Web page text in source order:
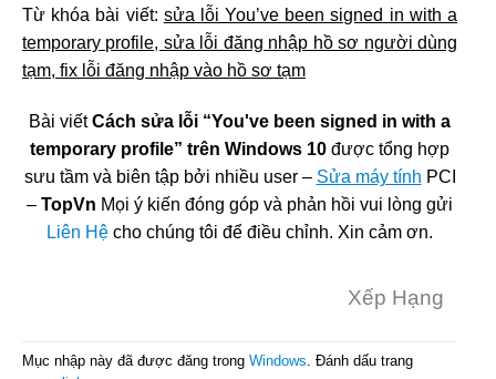
Từ khóa bài viết: sửa lỗi You’ve been signed in with a
temporary profile, sửa lỗi đăng nhập hồ sơ người dùng
tạm, fix lỗi đăng nhập vào hồ sơ tạm
Bài viếtCách sửa lỗi “You've been signed in with a
temporary profile” trên Windows 10 được tổng hợp
sưu tầm và biên tập bởi nhiều user – Sửa máy tính PCI
– TopVn Mọi ý kiến đóng góp và phản hồi vui lòng gửi
Liên Hệ cho chúng tôi để điều chỉnh. Xin cảm ơn.
Xếp Hạng
Mục nhập này đã được đăng trong Windows . Đánh dấu trang